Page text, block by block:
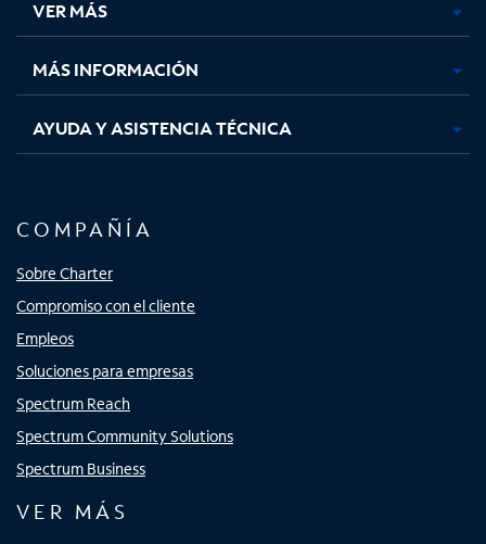
pestaña
nueva
pestaña
nueva
pestaña
nuevanueva
VER MÁS
MÁS INFORMACIÓN
AYUDA Y ASISTENCIA TÉCNICA
COMPAÑÍA
Sobre Charter
Compromiso con el cliente
Empleos
Soluciones para empresas
Spectrum Reach
Spectrum Community Solutions
Spectrum Business
VER MÁS